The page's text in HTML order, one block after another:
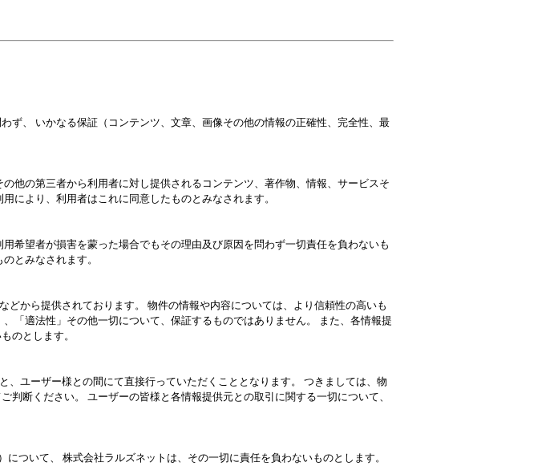
ず、 いかなる保証（コンテンツ、文章、画像その他の情報の正確性、完全性、最
他の第三者から利用者に対し提供されるコンテンツ、著作物、情報、サービスそ
により、利用者はこれに同意したものとみなされます。
希望者が損害を蒙った場合でもその理由及び原因を問わず一切責任を負わないも
とみなされます。
から提供されております。 物件の情報や内容については、より信頼性の高いも
「適法性」その他一切について、保証するものではありません。 また、各情報提
のとします。
ユーザー様との間にて直接行っていただくこととなります。 つきましては、物
断ください。 ユーザーの皆様と各情報提供元との取引に関する一切について、
ついて、 株式会社ラルズネットは、その一切に責任を負わないものとします。